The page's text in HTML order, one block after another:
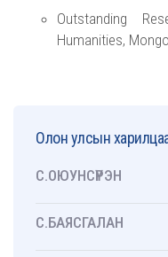
Олон улсын
С.ОЮУНСҮРЭН
С.БАЯСГАЛАН
Outstanding
Humanities,